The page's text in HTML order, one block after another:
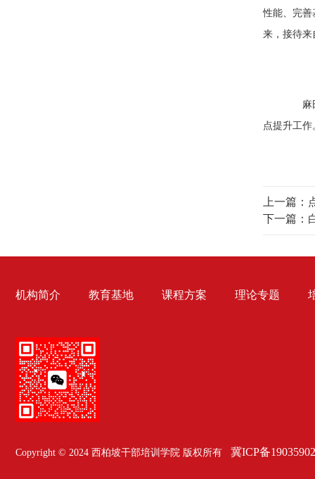
性能、完善
来，接待来
麻田
点提升工
上一篇：
下一篇：
机构简介 教育基地 课程方案 理论专题
Copyright © 2024 西柏坡干部培训学院 版权所有 冀ICP备